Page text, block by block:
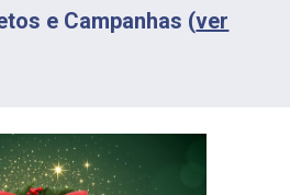
e Campanhas (ver